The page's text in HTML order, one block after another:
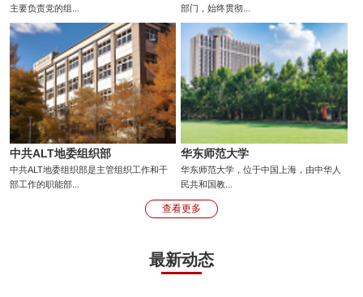
主要负责党的组...
部门，始终贯彻...
中共ALT地委组织部
中共ALT地委组织部是主管组织工作和干
部工作的职能部...
华东师范大学
华东师范大学，位于中国上海，由中华人
民共和国教...
查看更多
最新动态